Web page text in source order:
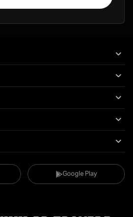
Google Play